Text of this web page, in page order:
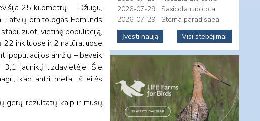
25 kilometrų. Džiugu,
Latvių ornitologas Edmunds
vietinę populiaciją,
inkiluose ir 2 natūraliuose
populiacijos amžių – beveik
jauniklį lizdavietėje. Šie
kad antri metai iš eilės
gerų rezultatų kaip ir mūsų
2026-07-29
Saxicola rubicola
2026-07-29
Sterna paradisaea
Įvesti naują
Visi stebėjimai